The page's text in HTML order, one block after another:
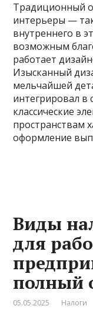
Традиционный
интерьеры —
внутреннего в
возможным
работает
Изысканный
мельчайшей
интегрировал в
классические
пространствам
оформление
Виды
для
полный
05.05.2025 Налоги